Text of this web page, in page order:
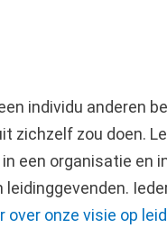
individu anderen
zichzelf zou doen.
een organisatie en
over onze visie op